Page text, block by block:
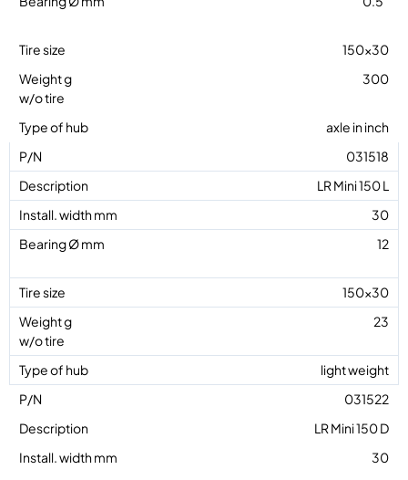
150×30
300
axle in inch
031518
LR Mini 150 L
30
12
150×30
23
light weight
031522
LR Mini 150 D
30